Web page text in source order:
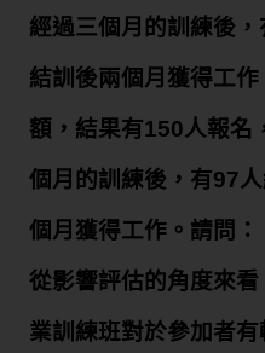
經過三個月的訓練後
結訓後兩個月獲得工
額，結果有150人報名
個月的訓練後，有97
個月獲得工作。請問：
從影響評估的角度來
業訓練班對於參加者